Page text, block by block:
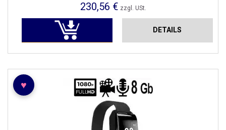
230,56 € zzgl. USt.
DETAILS
♥